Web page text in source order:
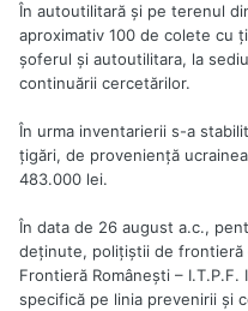
În autoutilitară şi pe terenul
aproximativ 100 de colete cu
şoferul şi autoutilitara, la
continuării cercetărilor.
În urma inventarierii s-a
ţigări, de provenienţă
483.000 lei.
În data de 26 august a.c.,
deţinute, poliţiştii de frontieră
Frontieră Româneşti –
specifică pe linia prevenirii şi